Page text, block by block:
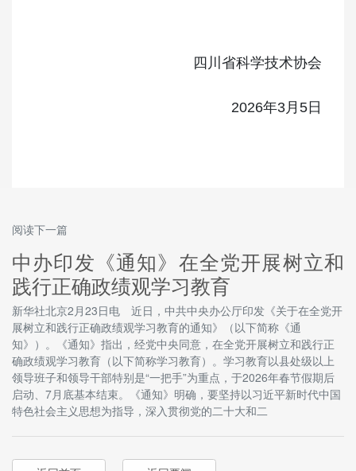
四川省科学技术协会
2026年3月5日
阅读下一篇
中办印发《通知》在全党开展树立和
践行正确政绩观学习教育
新华社北京2月23日电 近日，中共中央办公厅印发《关于在全党开
展树立和践行正确政绩观学习教育的通知》（以下简称《通
知》）。《通知》指出，经党中央同意，在全党开展树立和践行正
确政绩观学习教育（以下简称学习教育）。学习教育以县处级以上
领导班子和领导干部特别是“一把手”为重点，于2026年春节假期后
启动、7月底基本结束。《通知》明确，要坚持以习近平新时代中国
特色社会主义思想为指导，深入贯彻党的二十大和二